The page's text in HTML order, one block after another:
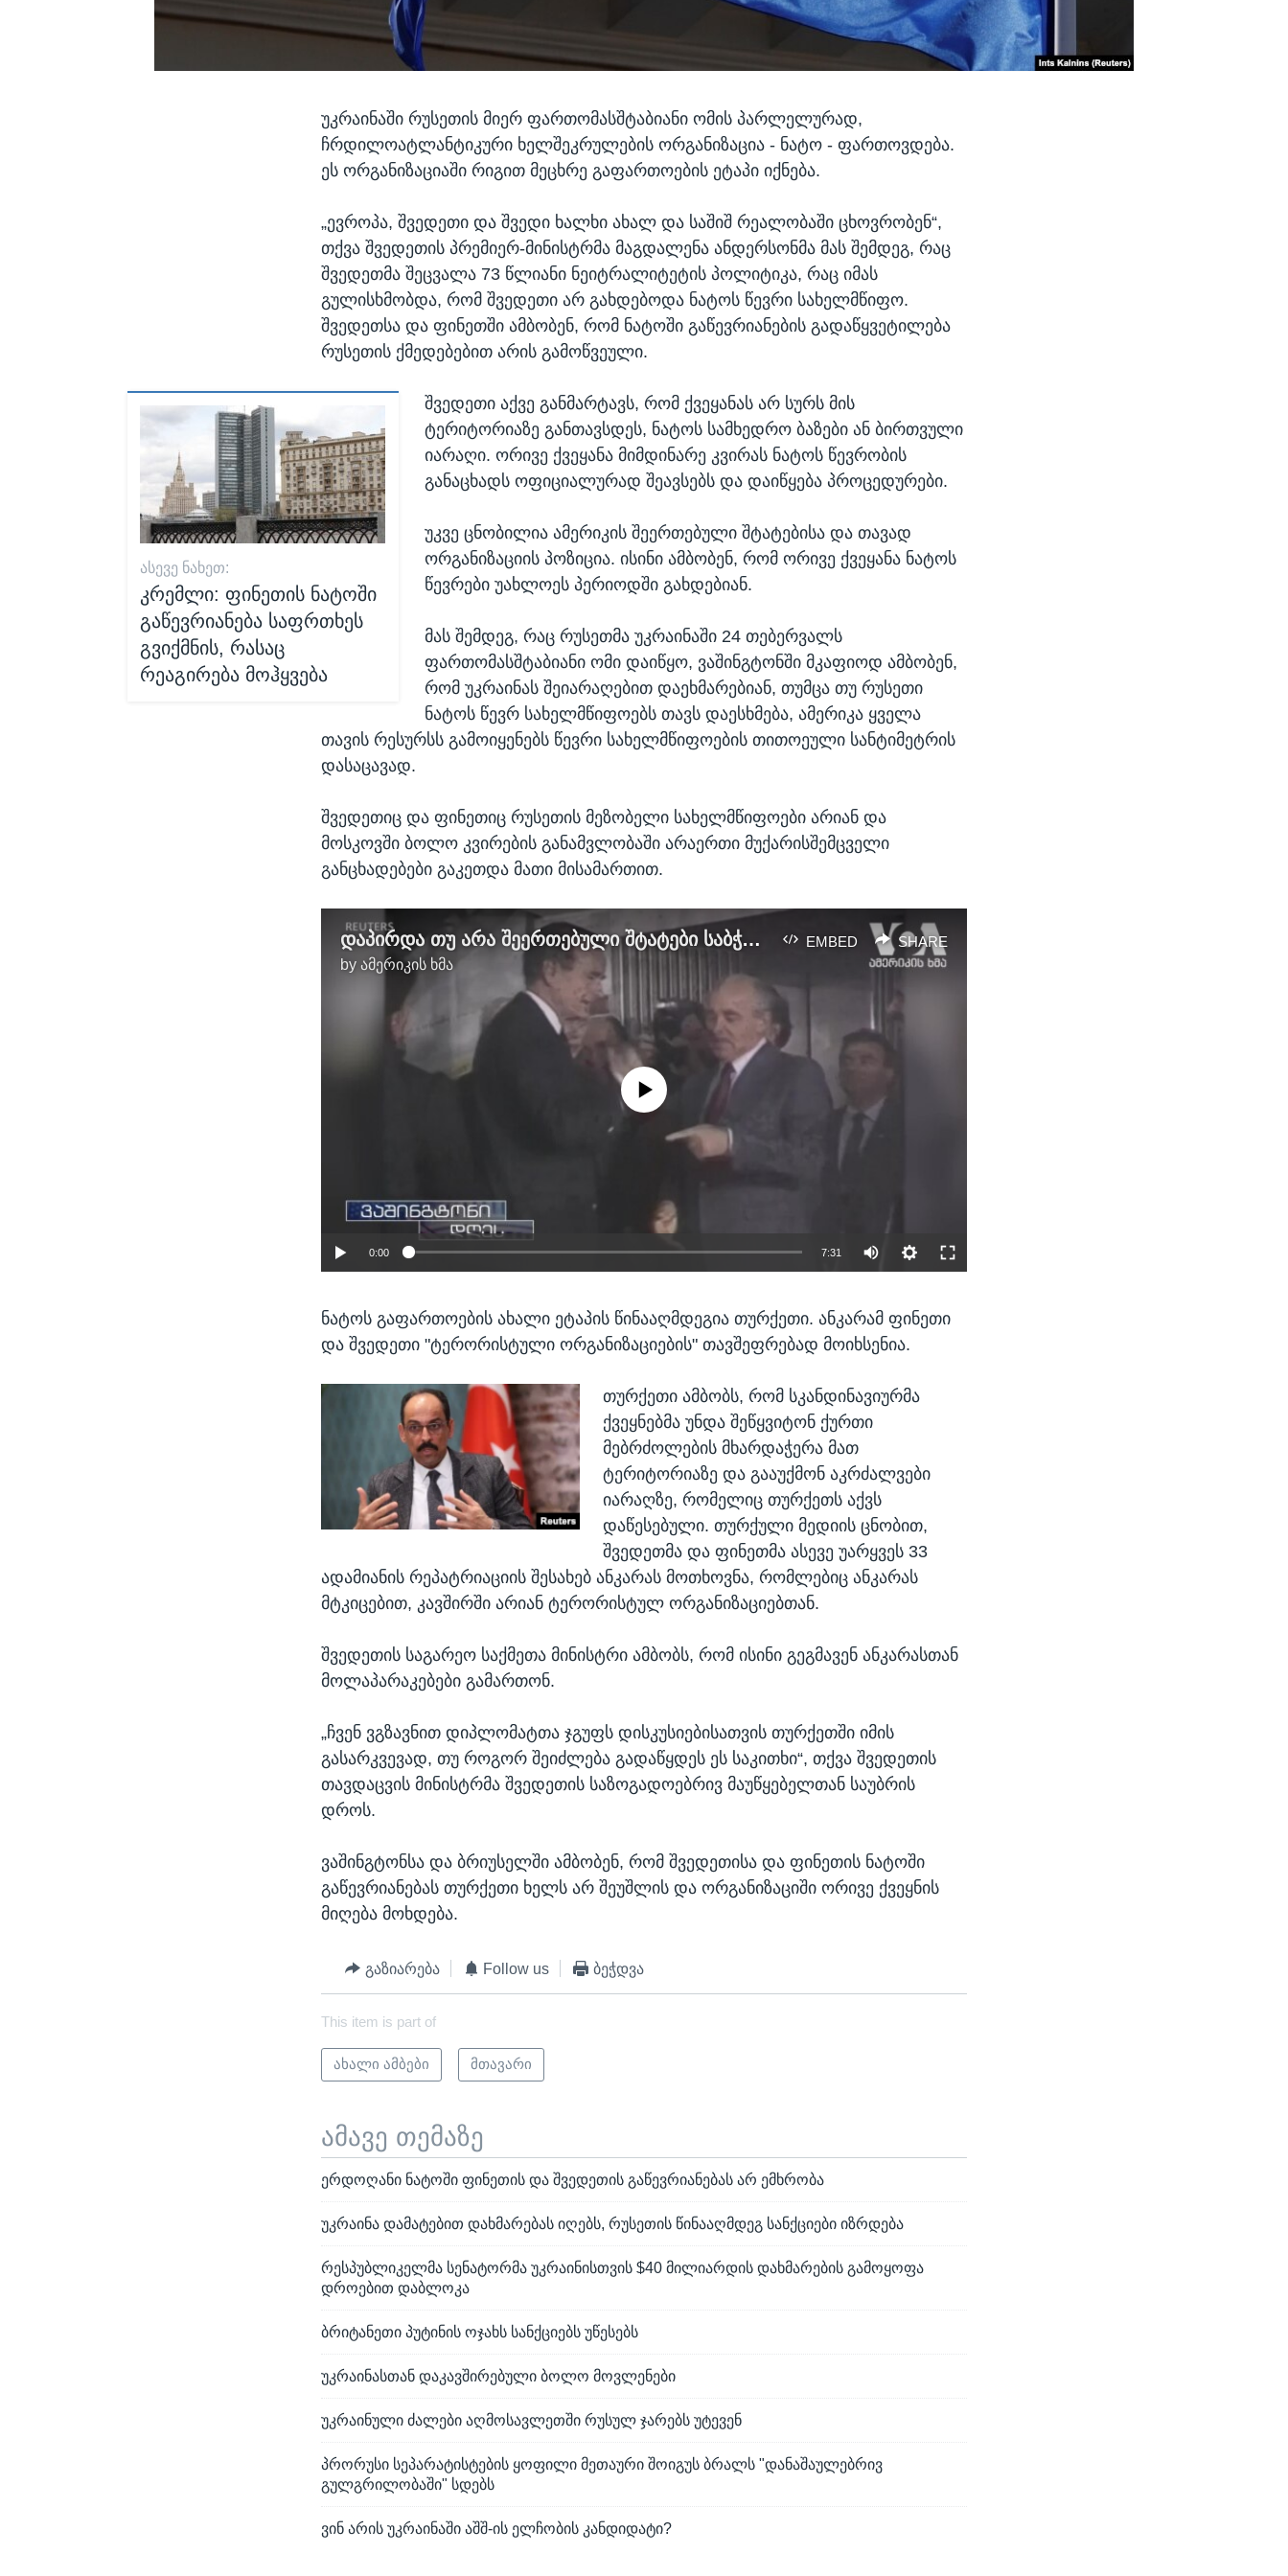
უკრაინაში რუსეთის მიერ ფართომასშტაბიანი ომის პარლელურად,
ჩრდილოატლანტიკური ხელშეკრულების ორგანიზაცია - ნატო - ფართოვდება.
ეს ორგანიზაციაში რიგით მეცხრე გაფართოების ეტაპი იქნება.
„ევროპა, შვედეთი და შვედი ხალხი ახალ და საშიშ რეალობაში ცხოვრობენ“,
თქვა შვედეთის პრემიერ-მინისტრმა მაგდალენა ანდერსონმა მას შემდეგ, რაც
შვედეთმა შეცვალა 73 წლიანი ნეიტრალიტეტის პოლიტიკა, რაც იმას
გულისხმობდა, რომ შვედეთი არ გახდებოდა ნატოს წევრი სახელმწიფო.
შვედეთსა და ფინეთში ამბობენ, რომ ნატოში გაწევრიანების გადაწყვეტილება
რუსეთის ქმედებებით არის გამოწვეული.
ᲐᲡᲔᲕᲔ ᲜᲐᲮᲔᲗ:
კრემლი: ფინეთის ნატოში
გაწევრიანება საფრთხეს
გვიქმნის, რასაც
რეაგირება მოჰყვება
შვედეთი აქვე განმარტავს, რომ ქვეყანას არ სურს მის
ტერიტორიაზე განთავსდეს, ნატოს სამხედრო ბაზები ან ბირთვული
იარაღი. ორივე ქვეყანა მიმდინარე კვირას ნატოს წევრობის
განაცხადს ოფიციალურად შეავსებს და დაიწყება პროცედურები.
უკვე ცნობილია ამერიკის შეერთებული შტატებისა და თავად
ორგანიზაციის პოზიცია. ისინი ამბობენ, რომ ორივე ქვეყანა ნატოს
წევრები უახლოეს პერიოდში გახდებიან.
მას შემდეგ, რაც რუსეთმა უკრაინაში 24 თებერვალს
ფართომასშტაბიანი ომი დაიწყო, ვაშინგტონში მკაფიოდ ამბობენ,
რომ უკრაინას შეიარაღებით დაეხმარებიან, თუმცა თუ რუსეთი
ნატოს წევრ სახელმწიფოებს თავს დაესხმება, ამერიკა ყველა
თავის რესურსს გამოიყენებს წევრი სახელმწიფოების თითოეული სანტიმეტრის
დასაცავად.
შვედეთიც და ფინეთიც რუსეთის მეზობელი სახელმწიფოები არიან და
მოსკოვში ბოლო კვირების განამვლობაში არაერთი მუქარისშემცველი
განცხადებები გაკეთდა მათი მისამართით.
EMBED SHARE
დაპირდა თუ არა შეერთებული შტატები საბჭოთა კავშირს, რომ ნატო აღმოსავლეთით არ გაფართოვდებოდა?
byამერიკის ხმა
No media source currently available
0:00 7:31
ნატოს გაფართოების ახალი ეტაპის წინააღმდეგია თურქეთი. ანკარამ ფინეთი
და შვედეთი "ტერორისტული ორგანიზაციების" თავშეფრებად მოიხსენია.
თურქეთი ამბობს, რომ სკანდინავიურმა
ქვეყნებმა უნდა შეწყვიტონ ქურთი
მებრძოლების მხარდაჭერა მათ
ტერიტორიაზე და გააუქმონ აკრძალვები
იარაღზე, რომელიც თურქეთს აქვს
დაწესებული. თურქული მედიის ცნობით,
შვედეთმა და ფინეთმა ასევე უარყვეს 33
ადამიანის რეპატრიაციის შესახებ ანკარას მოთხოვნა, რომლებიც ანკარას
მტკიცებით, კავშირში არიან ტერორისტულ ორგანიზაციებთან.
შვედეთის საგარეო საქმეთა მინისტრი ამბობს, რომ ისინი გეგმავენ ანკარასთან
მოლაპარაკებები გამართონ.
„ჩვენ ვგზავნით დიპლომატთა ჯგუფს დისკუსიებისათვის თურქეთში იმის
გასარკვევად, თუ როგორ შეიძლება გადაწყდეს ეს საკითხი“, თქვა შვედეთის
თავდაცვის მინისტრმა შვედეთის საზოგადოებრივ მაუწყებელთან საუბრის
დროს.
ვაშინგტონსა და ბრიუსელში ამბობენ, რომ შვედეთისა და ფინეთის ნატოში
გაწევრიანებას თურქეთი ხელს არ შეუშლის და ორგანიზაციში ორივე ქვეყნის
მიღება მოხდება.
გაზიარება Follow us ბეჭდვა
This item is part of
ახალი ამბები მთავარი
ამავე თემაზე
ერდოღანი ნატოში ფინეთის და შვედეთის გაწევრიანებას არ ემხრობა
უკრაინა დამატებით დახმარებას იღებს, რუსეთის წინააღმდეგ სანქციები იზრდება
რესპუბლიკელმა სენატორმა უკრაინისთვის $40 მილიარდის დახმარების გამოყოფა
დროებით დაბლოკა
ბრიტანეთი პუტინის ოჯახს სანქციებს უწესებს
უკრაინასთან დაკავშირებული ბოლო მოვლენები
უკრაინული ძალები აღმოსავლეთში რუსულ ჯარებს უტევენ
პრორუსი სეპარატისტების ყოფილი მეთაური შოიგუს ბრალს "დანაშაულებრივ
გულგრილობაში" სდებს
ვინ არის უკრაინაში აშშ-ის ელჩობის კანდიდატი?